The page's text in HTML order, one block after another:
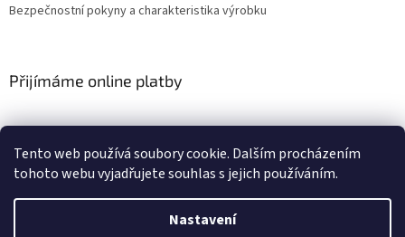
Tento web používá soubory cookie. Dalším procházením
tohoto webu vyjadřujete souhlas s jejich používáním.
Nastavení
Bezpečnostní pokyny a charakteristika výrobku
Přijímáme online platby